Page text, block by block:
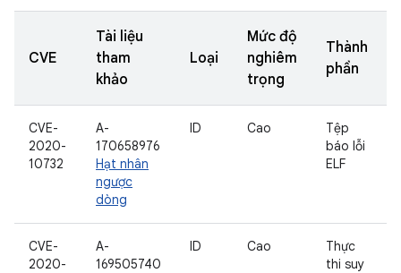
CVE
Tài liệu
tham
khảo
Loại
Mức độ
nghiêm
trọng
Thành
phần
CVE-
2020-
10732
A-
170658976
Hạt nhân
ngược
dòng
ID Cao
Tệp
báo lỗi
ELF
CVE-
2020-
A-
169505740
ID Cao
Thực
thi suy